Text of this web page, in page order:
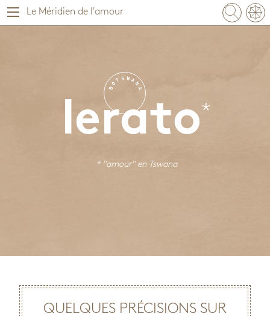
Le Méridien de l'amour
lerato
B
O
T S WA
N
A
* "amour" en Tswana
QUELQUES PRÉ­CI­SIONS SUR